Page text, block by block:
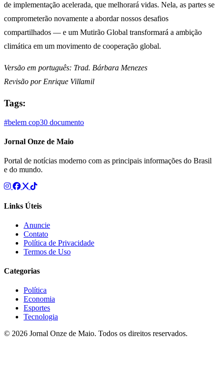
de implementação acelerada, que melhorará vidas. Nela, as partes se
comprometerão novamente a abordar nossos desafios
compartilhados — e um Mutirão Global transformará a ambição
climática em um movimento de cooperação global.
Versão em português: Trad. Bárbara Menezes
Revisão por Enrique Villamil
Tags:
#belem cop30 documento
Jornal Onze de Maio
Portal de notícias moderno com as principais informações do Brasil
e do mundo.
Links Úteis
Anuncie
Contato
Política de Privacidade
Termos de Uso
Categorias
Política
Economia
Esportes
Tecnologia
© 2026 Jornal Onze de Maio. Todos os direitos reservados.